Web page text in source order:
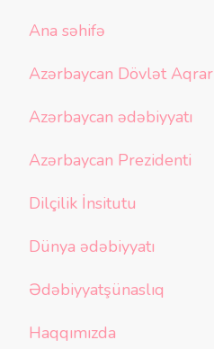
Ana səhifə
Azərbaycan Dövlət
Azərbaycan ədəbiyyatı
Azərbaycan Prezidenti
Dilçilik İnsitutu
Dünya ədəbiyyatı
Ədəbiyyatşünaslıq
Haqqımızda